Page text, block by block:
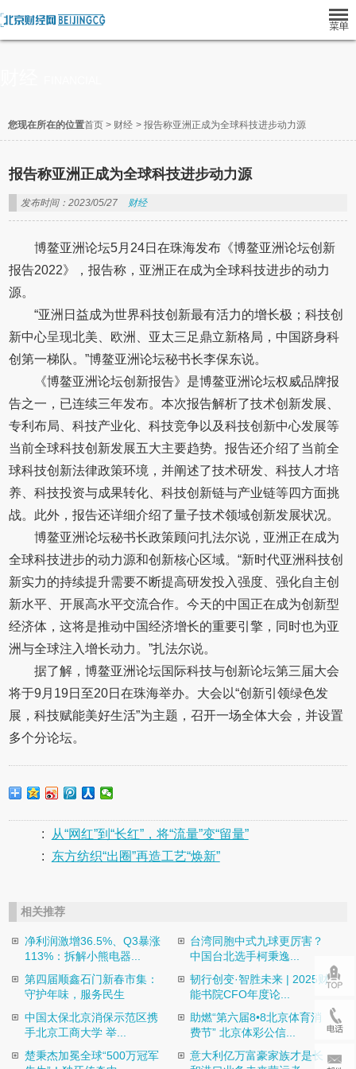
您现在所在的位置首页 > 财经 > 报告称亚洲正成为全球科技进步动力源
报告称亚洲正成为全球科技进步动力源
发布时间：2023/05/27 财经
博鳌亚洲论坛5月24日在珠海发布《博鳌亚洲论坛创新
报告2022》，报告称，亚洲正在成为全球科技进步的动力
源。
“亚洲日益成为世界科技创新最有活力的增长极；科技创
新中心呈现北美、欧洲、亚太三足鼎立新格局，中国跻身科
创第一梯队。”博鳌亚洲论坛秘书长李保东说。
《博鳌亚洲论坛创新报告》是博鳌亚洲论坛权威品牌报
告之一，已连续三年发布。本次报告解析了技术创新发展、
专利布局、科技产业化、科技竞争以及科技创新中心发展等
当前全球科技创新发展五大主要趋势。报告还介绍了当前全
球科技创新法律政策环境，并阐述了技术研发、科技人才培
养、科技投资与成果转化、科技创新链与产业链等四方面挑
战。此外，报告还详细介绍了量子技术领域创新发展状况。
博鳌亚洲论坛秘书长政策顾问扎法尔说，亚洲正在成为
全球科技进步的动力源和创新核心区域。“新时代亚洲科技创
新实力的持续提升需要不断提高研发投入强度、强化自主创
新水平、开展高水平交流合作。今天的中国正在成为创新型
经济体，这将是推动中国经济增长的重要引擎，同时也为亚
洲与全球注入增长动力。”扎法尔说。
据了解，博鳌亚洲论坛国际科技与创新论坛第三届大会
将于9月19日至20日在珠海举办。大会以“创新引领绿色发
展，科技赋能美好生活”为主题，召开一场全体大会，并设置
多个分论坛。
:
从“网红”到“长红”，将“流量”变“留量”
:
东方纺织“出圈”再造工艺“焕新”
相关推荐
净利润激增36.5%、Q3暴涨
113%：拆解小熊电器...
台湾同胞中式九球更厉害？
中国台北选手柯秉逸...
第四届顺鑫石门新春市集：
守护年味，服务民生
韧行创变·智胜未来 | 2025财
能书院CFO年度论...
中国太保北京消保示范区携
手北京工商大学 举...
助燃“第六届8•8北京体育消
费节” 北京体彩公信...
楚秉杰加冕全球“500万冠军
意大利亿万富豪家族才是长